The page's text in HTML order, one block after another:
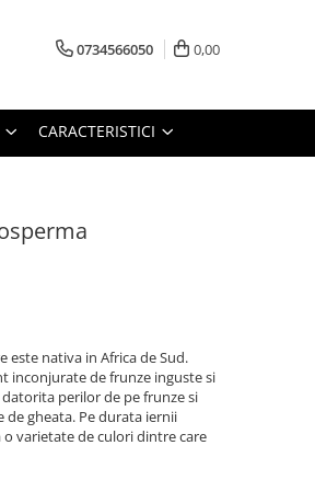
0734566050 0,00
CARACTERISTICI
este nativa in Africa de Sud.
inconjurate de frunze inguste si
perilor de pe frunze si
gheata. Pe durata iernii
varietate de culori dintre care